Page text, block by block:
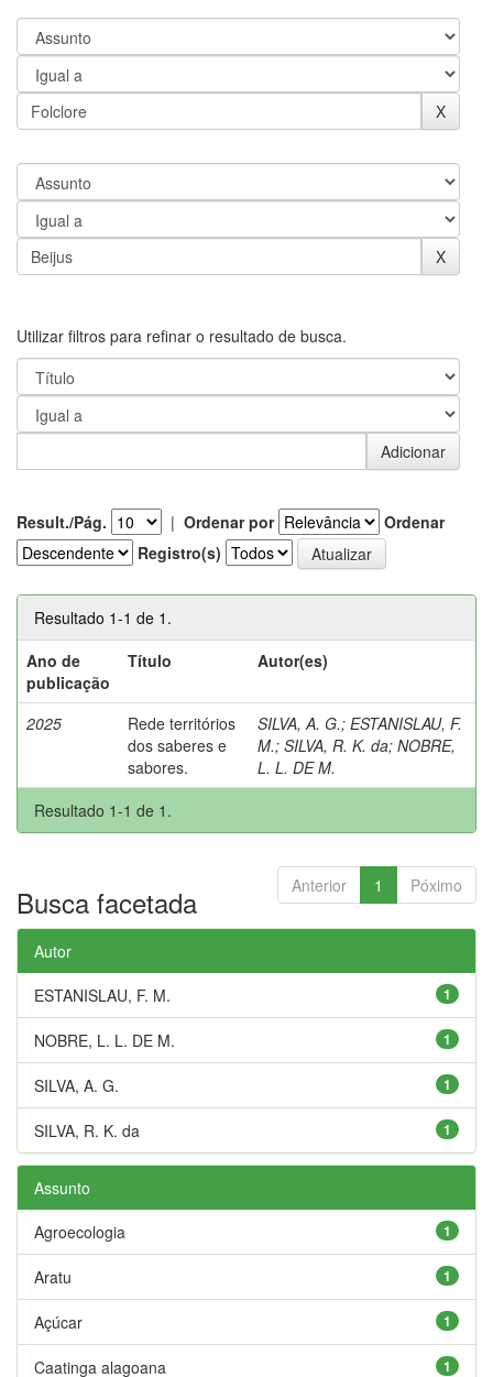
Utilizar filtros para refinar o resultado de busca.
Result./Pág. | Ordenar por
Ordenar
Registro(s)
Resultado 1-1 de 1.
Ano de
publicação
Título Autor(es)
2025
Rede territórios
dos saberes e
sabores.
SILVA, A. G.; ESTANISLAU, F.
M.; SILVA, R. K. da; NOBRE,
L. L. DE M.
Resultado 1-1 de 1.
Anterior 1 Póximo
Busca facetada
Autor
1
ESTANISLAU, F. M.
1
NOBRE, L. L. DE M.
1
SILVA, A. G.
1
SILVA, R. K. da
Assunto
1
Agroecologia
1
Aratu
1
Açúcar
1
Caatinga alagoana